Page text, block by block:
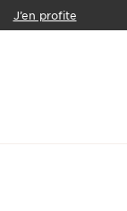
J’en profite